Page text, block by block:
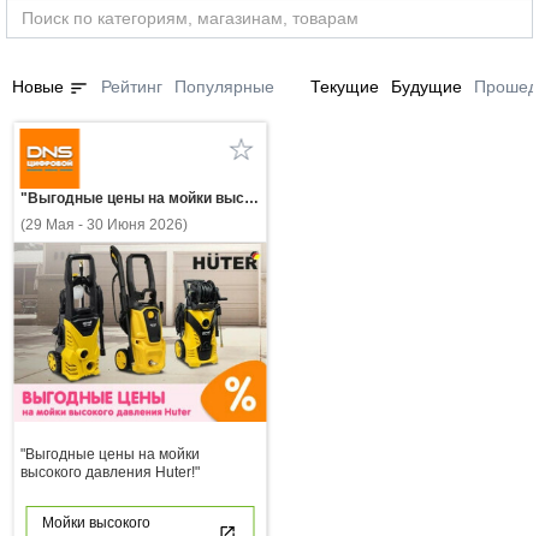
Новые sort Рейтинг Популярные Текущие Будущие
"Выгодные цены на мойки высокого давления Huter!"
(29 Мая - 30 Июня 2026)
"Выгодные цены на мойки
высокого давления Huter!"
Мойки высокого